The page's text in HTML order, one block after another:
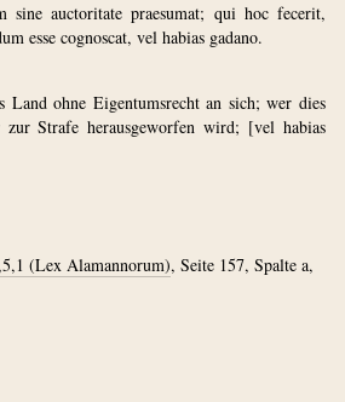
sine auctoritate praesumat; qui hoc fecerit,
esse cognoscat, vel habias gadano.
Land ohne Eigentumsrecht an sich; wer dies
zur Strafe herausgeworfen wird; [vel habias
(Lex Alamannorum), Seite 157, Spalte a,